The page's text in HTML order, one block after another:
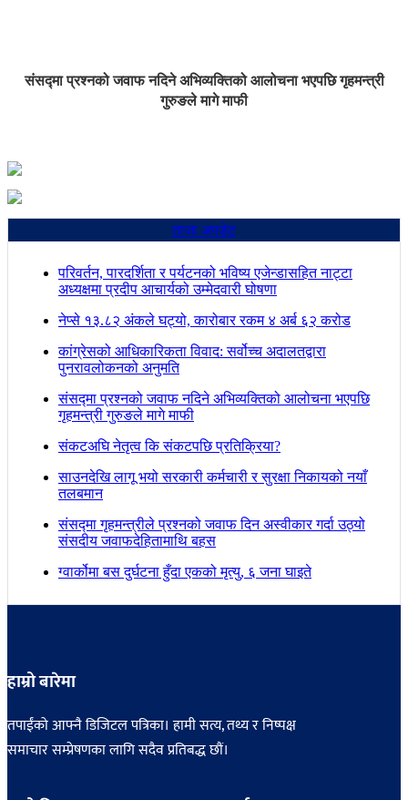
संसद्मा प्रश्नको जवाफ नदिने अभिव्यक्तिको आलोचना भएपछि गृहमन्त्री
गुरुङले मागे माफी
ताजा अपडेट
परिवर्तन, पारदर्शिता र पर्यटनको भविष्य एजेन्डासहित नाट्टा
अध्यक्षमा प्रदीप आचार्यको उम्मेदवारी घोषणा
नेप्से १३.८२ अंकले घट्यो, कारोबार रकम ४ अर्ब ६२ करोड
कांग्रेसको आधिकारिकता विवाद: सर्वोच्च अदालतद्वारा
पुनरावलोकनको अनुमति
संसद्मा प्रश्नको जवाफ नदिने अभिव्यक्तिको आलोचना भएपछि
गृहमन्त्री गुरुङले मागे माफी
संकटअघि नेतृत्व कि संकटपछि प्रतिक्रिया?
साउनदेखि लागू भयो सरकारी कर्मचारी र सुरक्षा निकायको नयाँ
तलबमान
संसद्मा गृहमन्त्रीले प्रश्नको जवाफ दिन अस्वीकार गर्दा उठ्यो
संसदीय जवाफदेहितामाथि बहस
ग्वार्कोमा बस दुर्घटना हुँदा एकको मृत्यु, ६ जना घाइते
हाम्रो बारेमा
तपाईंको आफ्नै डिजिटल पत्रिका। हामी सत्य, तथ्य र निष्पक्ष
समाचार सम्प्रेषणका लागि सदैव प्रतिबद्ध छौं।